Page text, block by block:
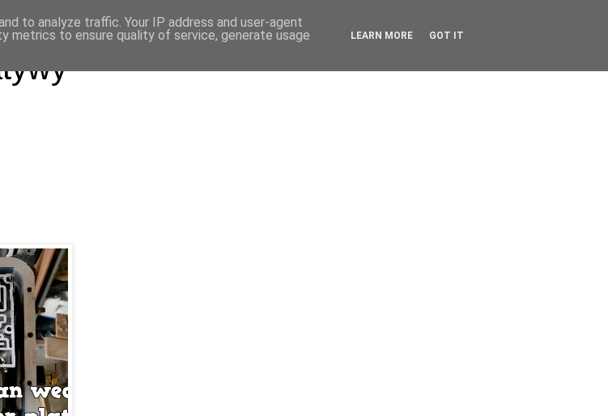
to analyze traffic. Your IP address and user-agent
metrics to ensure quality of service, generate usage
LEARN MORE GOT IT